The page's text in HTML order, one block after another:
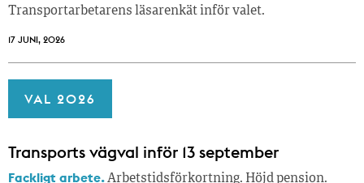
Transportarbetarens läsar­enkät inför valet.
17 JUNI, 2026
VAL 2026
Transports vägval inför 13 september
Fackligt arbete.Arbetstidsförkortning. Höjd pension.